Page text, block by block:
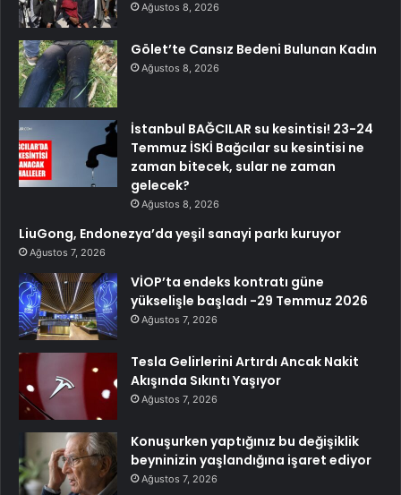
Ağustos 8, 2026
Gölet’te Cansız Bedeni Bulunan Kadın
Ağustos 8, 2026
İstanbul BAĞCILAR su kesintisi! 23-24
Temmuz İSKİ Bağcılar su kesintisi ne
zaman bitecek, sular ne zaman
gelecek?
Ağustos 8, 2026
LiuGong, Endonezya’da yeşil sanayi parkı kuruyor
Ağustos 7, 2026
VİOP’ta endeks kontratı güne
yükselişle başladı -29 Temmuz 2026
Ağustos 7, 2026
Tesla Gelirlerini Artırdı Ancak Nakit
Akışında Sıkıntı Yaşıyor
Ağustos 7, 2026
Konuşurken yaptığınız bu değişiklik
beyninizin yaşlandığına işaret ediyor
Ağustos 7, 2026